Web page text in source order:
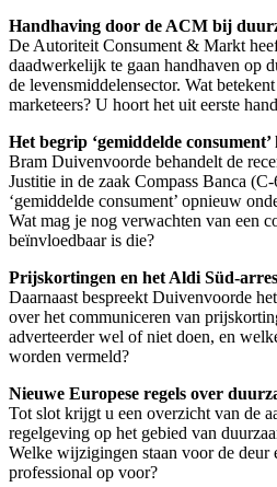
Handhaving door de ACM bij
De Autoriteit Consument & Markt
daadwerkelijk te gaan handhaven op
de levensmiddelensector. Wat
marketeers? U hoort het uit eerste
Het begrip ‘gemiddelde consument’
Bram Duivenvoorde behandelt de
Justitie in de zaak Compass Banca
‘gemiddelde consument’ opnieuw
Wat mag je nog verwachten van een
beïnvloedbaar is die?
Prijskortingen en het Aldi Süd-
Daarnaast bespreekt Duivenvoorde
over het communiceren van
adverteerder wel of niet doen, en
worden vermeld?
Nieuwe Europese regels over
Tot slot krijgt u een overzicht van de
regelgeving op het gebied van
Welke wijzigingen staan voor de deur
professional op voor?